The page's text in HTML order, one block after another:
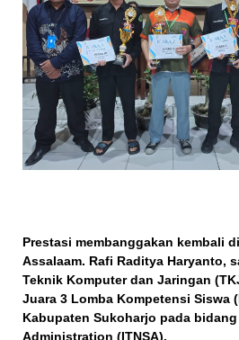
Prestasi membanggakan kembali
Assalaam. Rafi Raditya Haryanto,
Teknik Komputer dan Jaringan
Juara 3 Lomba Kompetensi Siswa
Kabupaten Sukoharjo pada bidang
Administration (ITNSA).